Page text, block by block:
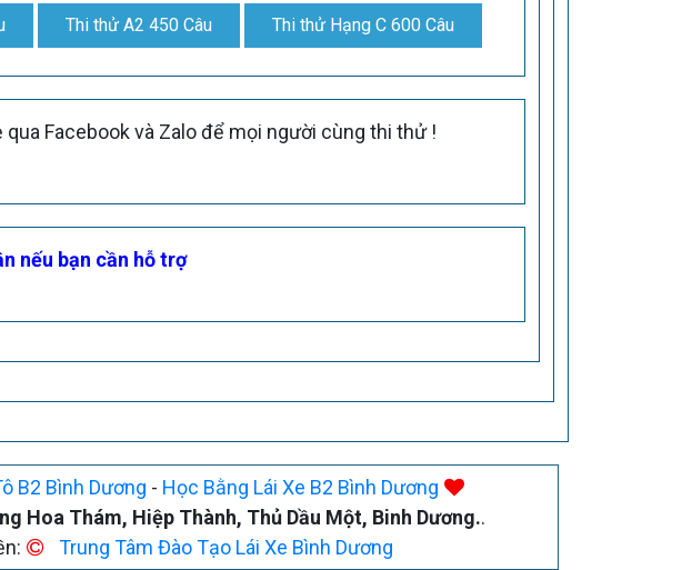
Thi thử A2 450 Câu Thi thử Hạng C 600 Câu
Facebook và Zalo để mọi người cùng thi thử !
nếu bạn cần hỗ trợ
B2 Bình Dương - Học Bằng Lái Xe B2 Bình Dương
Hoa Thám, Hiệp Thành, Thủ Dầu Một, Binh Dương..
Trung Tâm Đào Tạo Lái Xe Bình Dương